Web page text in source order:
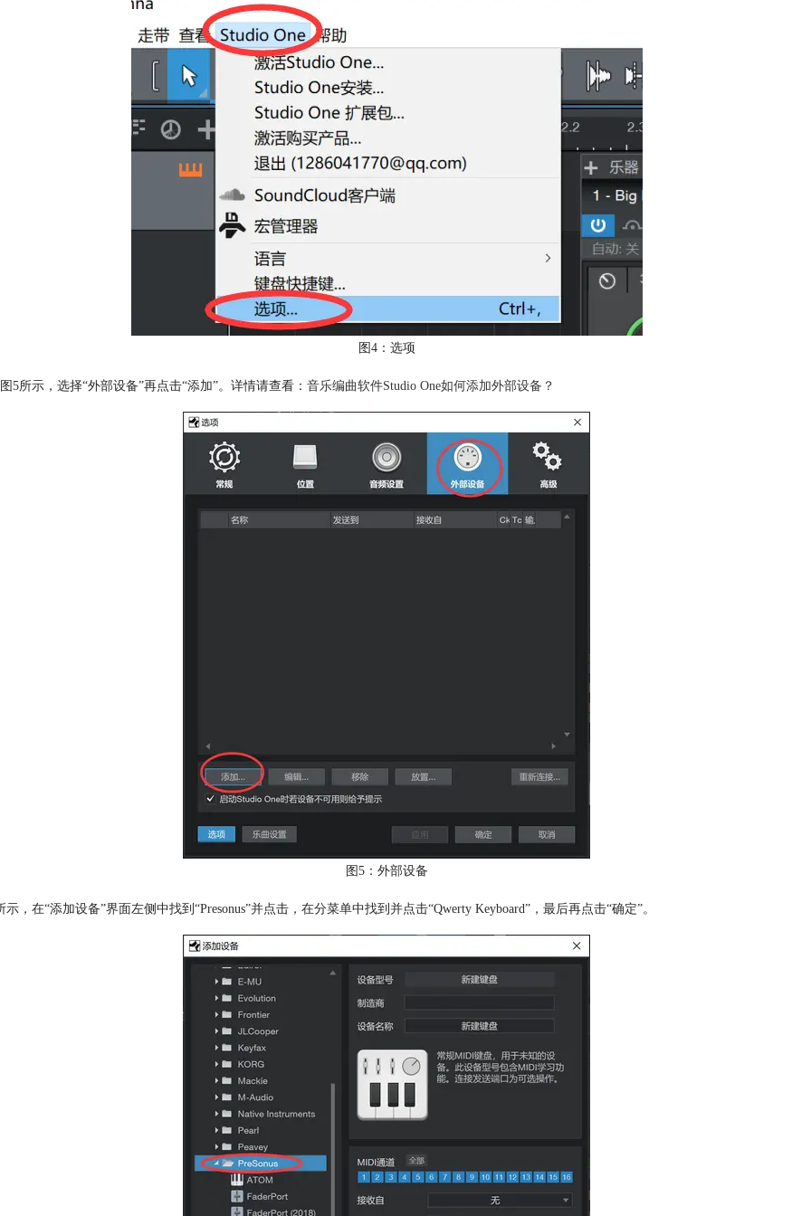
图4：选项
5所示，选择“外部设备”再点击“添加”。详情请查看： 音乐编曲软件Studio One如何添加外部设备？
图5：外部设备
示，在“添加设备”界面左侧中找到“Presonus”并点击，在分菜单中找到并点击“Qwerty Keyboard”，最后再点击“确定”。